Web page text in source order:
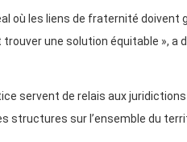
où les liens de fraternité doivent
une solution équitable », a
servent de relais aux
structures sur l’ensemble du